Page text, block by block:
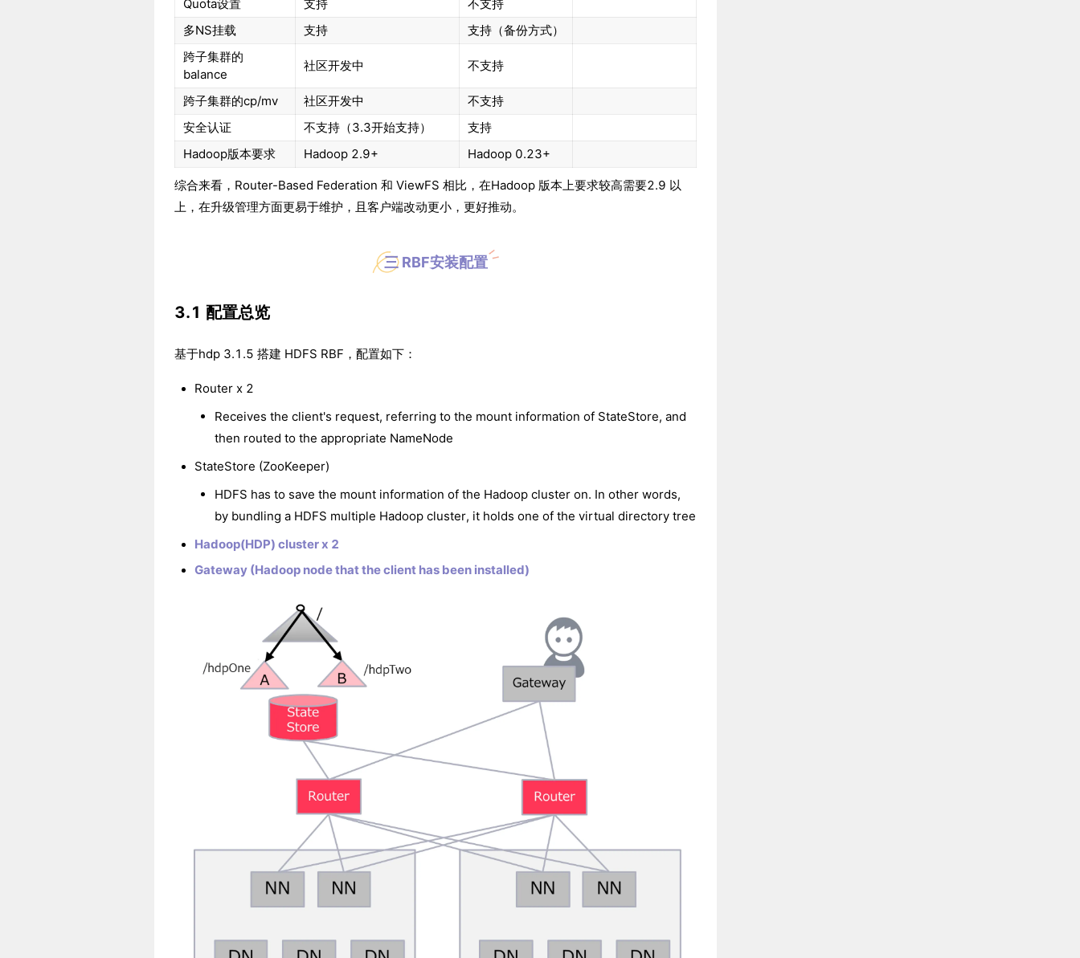
Quota设置
支持
不支持
多NS挂载
支持
支持（备份方式）
跨子集群的
balance
社区开发中 不支持
跨子集群的cp/mv 社区开发中
不支持
安全认证
不支持（3.3开始支持）
支持
Hadoop版本要求
Hadoop 2.9+ Hadoop 0.23+
综合来看，Router-Based Federation 和 ViewFS 相比，在Hadoop 版本上要求较高需要2.9 以
上，在升级管理方面更易于维护，且客户端改动更小，更好推动。
三 RBF安装配置
3.1 配置总览
基于hdp 3.1.5 搭建 HDFS RBF，配置如下：
Router x 2
Receives the client's request, referring to the mount information of StateStore, and
then routed to the appropriate NameNode
StateStore (ZooKeeper)
HDFS has to save the mount information of the Hadoop cluster on. In other words,
by bundling a HDFS multiple Hadoop cluster, it holds one of the virtual directory tree
Hadoop(HDP) cluster x 2
Gateway (Hadoop node that the client has been installed)